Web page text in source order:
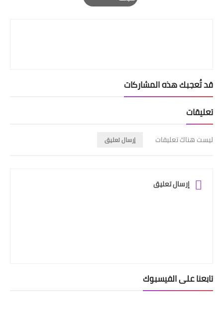
قد تُعجبك هذه المشاركات
تعليقات
ليست هناك تعليقات إرسال تعليق
إرسال تعليق
تابعنا على الفيسبوك